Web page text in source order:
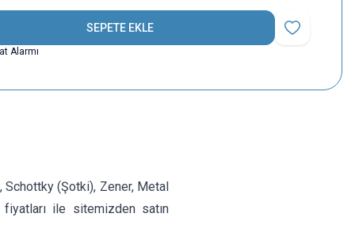
SEPETE EKLE
Favoriye Ekle
Alarmı
(Şotki), Zener, Metal
ile sitemizden satın